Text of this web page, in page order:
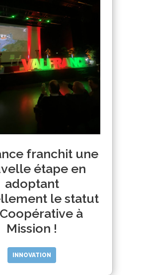
franchit une
étape en
adoptant
le statut
à
Mission !
INNOVATION